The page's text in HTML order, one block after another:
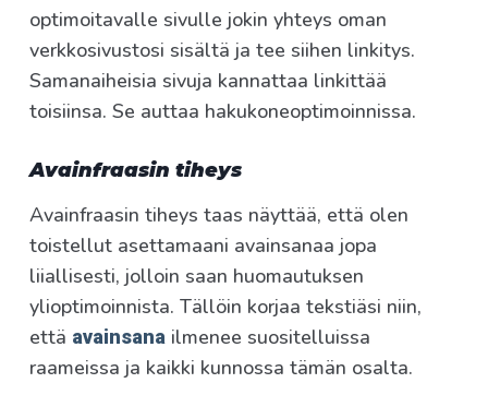
optimoitavalle sivulle jokin yhteys oman
verkkosivustosi sisältä ja tee siihen linkitys.
Samanaiheisia sivuja kannattaa linkittää
toisiinsa. Se auttaa hakukoneoptimoinnissa.
Avainfraasin tiheys
Avainfraasin tiheys taas näyttää, että olen
toistellut asettamaani avainsanaa jopa
liiallisesti, jolloin saan huomautuksen
ylioptimoinnista. Tällöin korjaa tekstiäsi niin,
että avainsana ilmenee suositelluissa
raameissa ja kaikki kunnossa tämän osalta.